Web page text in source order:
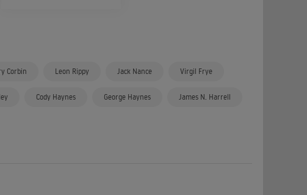
Corbin Leon Rippy Jack Nance Virgil Frye
Cody Haynes George Haynes James N. Harrell